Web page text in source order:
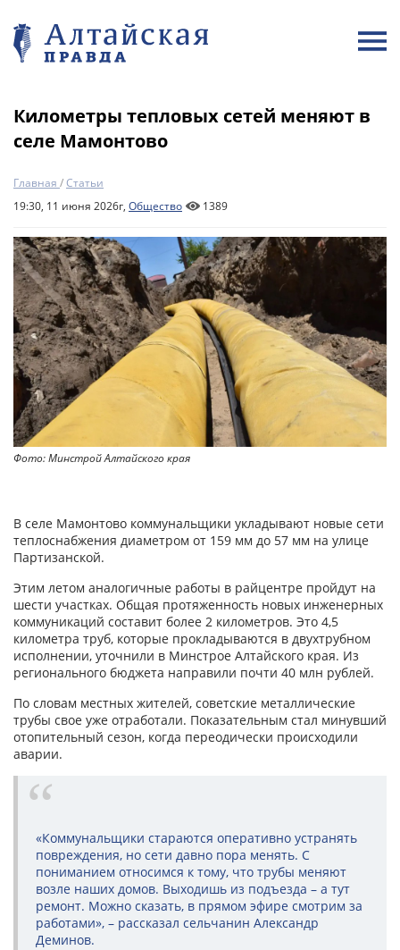
Километры тепловых сетей меняют в
селе Мамонтово
Главная /Статьи
19:30, 11 июня 2026г, Общество 1389
Фото: Минстрой Алтайского края
В селе Мамонтово коммунальщики укладывают новые сети
теплоснабжения диаметром от 159 мм до 57 мм на улице
Партизанской.
Этим летом аналогичные работы в райцентре пройдут на
шести участках. Общая протяженность новых инженерных
коммуникаций составит более 2 километров. Это 4,5
километра труб, которые прокладываются в двухтрубном
исполнении, уточнили в Минстрое Алтайского края. Из
регионального бюджета направили почти 40 млн рублей.
По словам местных жителей, советские металлические
трубы свое уже отработали. Показательным стал минувший
отопительный сезон, когда переодически происходили
аварии.
«Коммунальщики стараются оперативно устранять
повреждения, но сети давно пора менять. С
пониманием относимся к тому, что трубы меняют
возле наших домов. Выходишь из подъезда – а тут
ремонт. Можно сказать, в прямом эфире смотрим за
работами», – рассказал сельчанин Александр
Деминов.